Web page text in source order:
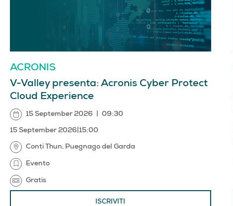
ACRONIS
V-Valley presenta: Acronis Cyber Protect
Cloud Experience
15 September 2026 09:30
15 September 2026 15:00
Conti Thun, Puegnago del Garda
Evento
Gratis
ISCRIVITI